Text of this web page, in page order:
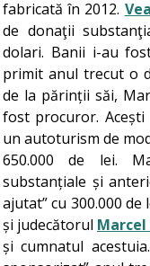
fabricată în 2012.
de donaţii
dolari. Banii i-au
primit anul trecut o
de la părinții săi,
fost procuror.
un autoturism de
650.000 de lei.
substanțiale și
ajutat” cu 300.000
și judecătorul
și cumnatul